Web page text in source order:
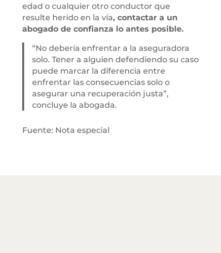
edad o cualquier otro conductor que
resulte herido en la vía, contactar a un
abogado de confianza lo antes posible.
“No debería enfrentar a la aseguradora
solo. Tener a alguien defendiendo su caso
puede marcar la diferencia entre
enfrentar las consecuencias solo o
asegurar una recuperación justa”,
concluye la abogada.
Fuente: Nota especial